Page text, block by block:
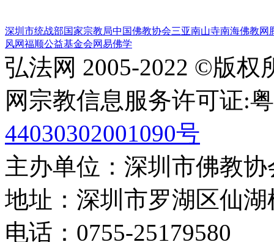
深圳市统战部国家宗教局中国佛教协会三亚南山寺南海佛教网
风网福顺公益基金会网易佛学
弘法网 2005-2022 ©版权
网宗教信息服务许可证:
44030302001090号
主办单位：深圳市佛教
地址：深圳市罗湖区仙
电话：0755-25179580